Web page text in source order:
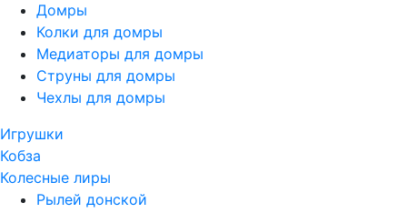
Домры
Колки для домры
Медиаторы для домры
Струны для домры
Чехлы для домры
Игрушки
Кобза
Колесные лиры
Рылей донской